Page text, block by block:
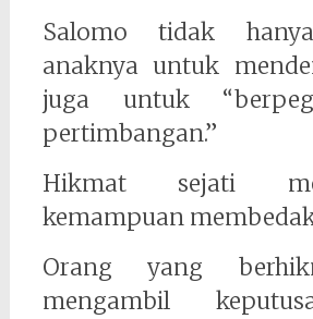
Salomo tidak
anaknya untuk
juga untuk
pertimbangan.”
Hikmat sejati
kemampuan
Orang yang
mengambil